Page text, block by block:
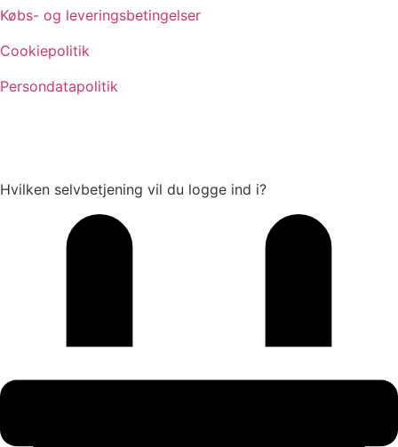
Købs- og leveringsbetingelser
Cookiepolitik
Persondatapolitik
Hvilken selvbetjening vil du logge ind i?